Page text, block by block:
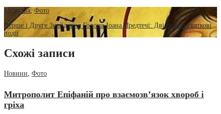
Молитва,Фото
Перше і Друге Знайдення Голови Іоана Предтечі: Дві великі святкові
події
Схожі записи
Новини, Фото
Митрополит Епіфаній про взаємозв’язок хвороб і
гріха